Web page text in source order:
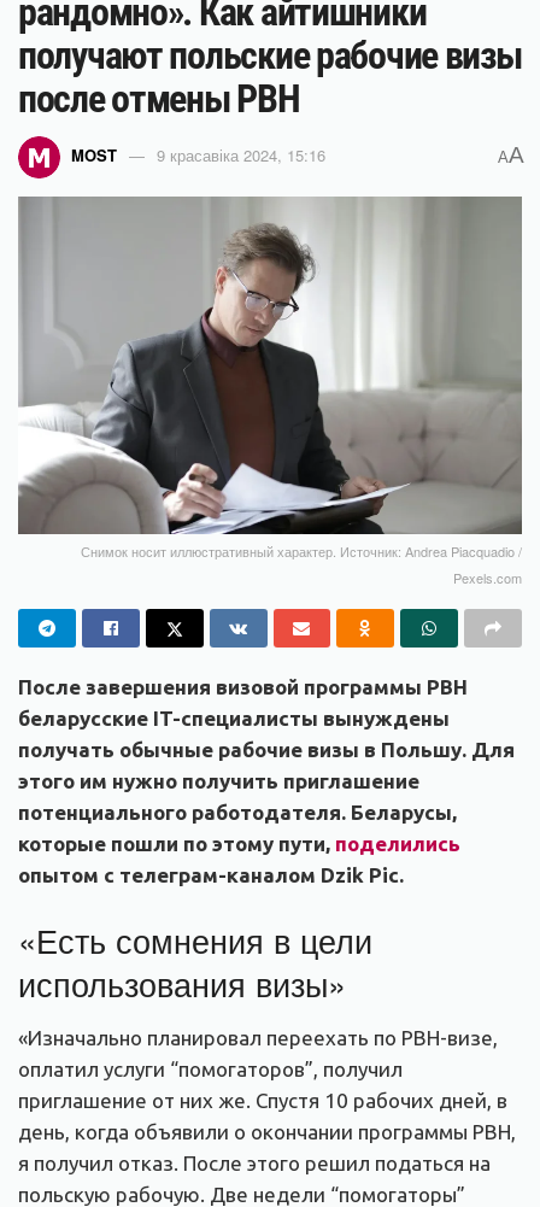
рандомно». Как айтишники
получают польские рабочие визы
после отмены PBH
MOST 9 красавіка 2024, 15:16 AA
Снимок носит иллюстративный характер. Источник: Andrea Piacquadio /
Pexels.com
После завершения визовой программы PBH
беларусские IT-специалисты вынуждены
получать обычные рабочие визы в Польшу. Для
этого им нужно получить приглашение
потенциального работодателя. Беларусы,
которые пошли по этому пути, поделились
опытом с телеграм-каналом Dzik Pic.
«Есть сомнения в цели
использования визы»
«Изначально планировал переехать по PBH-визе,
оплатил услуги “помогаторов”, получил
приглашение от них же. Спустя 10 рабочих дней, в
день, когда объявили о окончании программы РВН,
я получил отказ. После этого решил податься на
польскую рабочую. Две недели “помогаторы”